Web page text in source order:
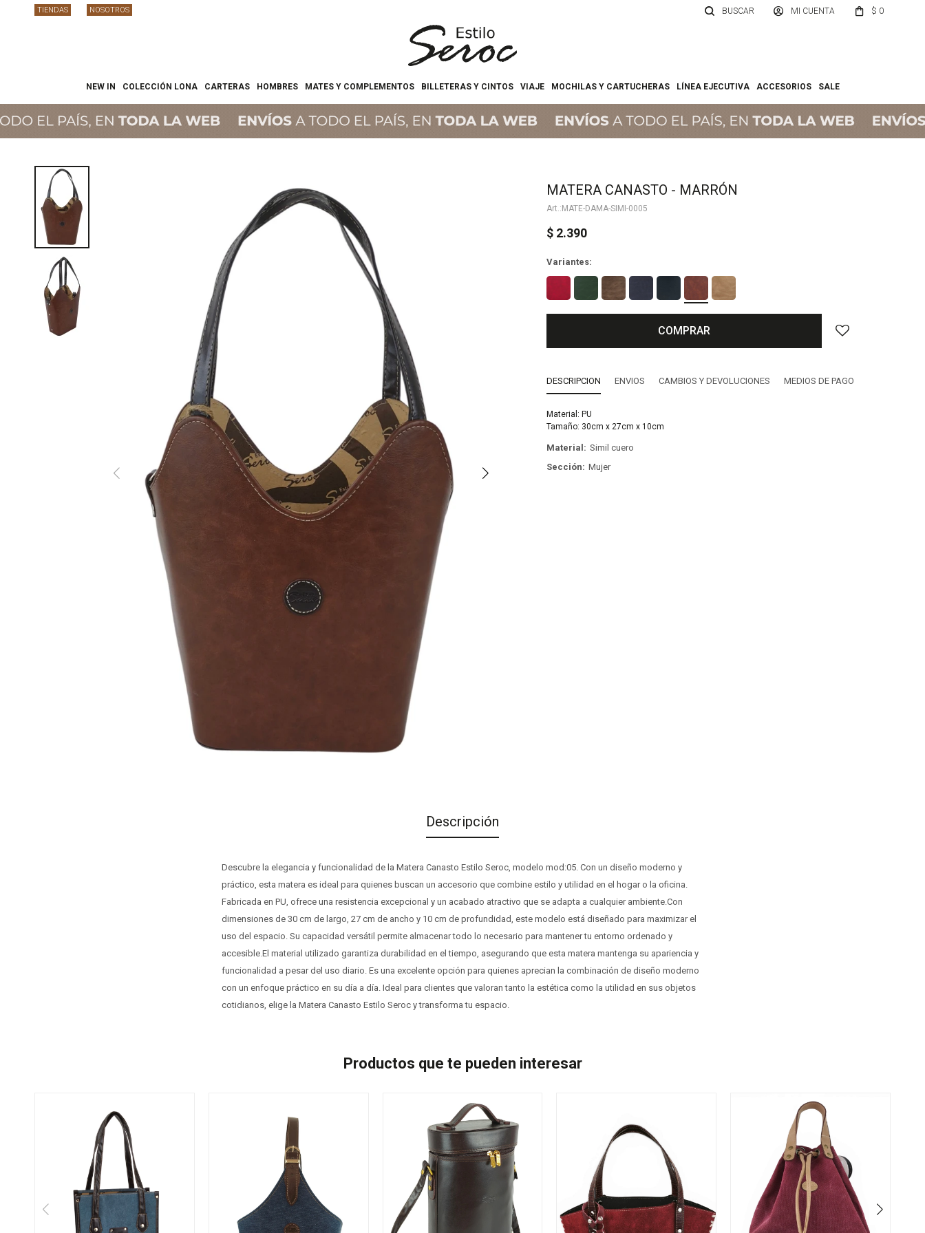
NEW IN COLECCIÓN LONA CARTERAS HOMBRES MATES Y COMPLEMENTOS BILLETERAS Y CINTOS VIAJE MOCHILAS Y CARTUCHERAS LÍNEA EJECUTIVA ACCESORIOS SALE
$ 0
TIENDAS NOSOTROS
MATERA CANASTO - MARRÓN
MATE-DAMA-SIMI-0005
$ 2.390
Variantes:
COMPRAR
DESCRIPCION ENVIOS CAMBIOS Y DEVOLUCIONES MEDIOS DE PAGO
Material: PU
Tamaño: 30cm x 27cm x 10cm
Material
Simil cuero
Sección
Mujer
Descripción
Descubre la elegancia y funcionalidad de la Matera Canasto Estilo Seroc, modelo mod:05. Con un diseño moderno y
práctico, esta matera es ideal para quienes buscan un accesorio que combine estilo y utilidad en el hogar o la oficina.
Fabricada en PU, ofrece una resistencia excepcional y un acabado atractivo que se adapta a cualquier ambiente.Con
dimensiones de 30 cm de largo, 27 cm de ancho y 10 cm de profundidad, este modelo está diseñado para maximizar el
uso del espacio. Su capacidad versátil permite almacenar todo lo necesario para mantener tu entorno ordenado y
accesible.El material utilizado garantiza durabilidad en el tiempo, asegurando que esta matera mantenga su apariencia y
funcionalidad a pesar del uso diario. Es una excelente opción para quienes aprecian la combinación de diseño moderno
con un enfoque práctico en su día a día. Ideal para clientes que valoran tanto la estética como la utilidad en sus objetos
cotidianos, elige la Matera Canasto Estilo Seroc y transforma tu espacio.
Productos que te pueden interesar